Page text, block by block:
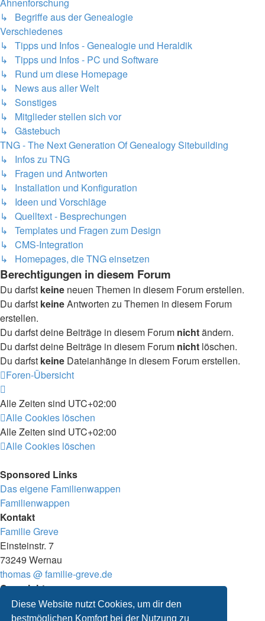
Diese Website nutzt Cookies, um dir den
bestmöglichen Komfort bei der Nutzung zu
↳ Begriffe aus der Genealogie
Verschiedenes
↳ Tipps und Infos - Genealogie und Heraldik
↳ Tipps und Infos - PC und Software
↳ Rund um diese Homepage
↳ News aus aller Welt
↳ Sonstiges
↳ Mitglieder stellen sich vor
↳ Gästebuch
TNG - The Next Generation Of Genealogy Sitebuilding
↳ Infos zu TNG
↳ Fragen und Antworten
↳ Installation und Konfiguration
↳ Ideen und Vorschläge
↳ Quelltext - Besprechungen
↳ Templates und Fragen zum Design
↳ CMS-Integration
↳ Homepages, die TNG einsetzen
Berechtigungen in diesem Forum
Du darfst keine neuen Themen in diesem Forum erstellen.
Du darfst keineAntworten zu Themen in diesem Forum
erstellen.
Du darfst deine Beiträge in diesem Forum nichtändern.
Du darfst deine Beiträge in diesem Forum nicht löschen.
Du darfst keine Dateianhänge in diesem Forum erstellen.
Foren-Übersicht
Alle Zeiten sind UTC+02:00
Alle Cookies löschen
Alle Zeiten sind UTC+02:00
Alle Cookies löschen
Sponsored Links
Das eigene Familienwappen
Familienwappen
Kontakt
Familie Greve
Einsteinstr. 7
73249 Wernau
thomas @ familie-greve.de
Copyright
© 2025 Thomas Greve
Impressum